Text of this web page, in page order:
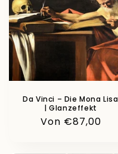
r
i
e
Da Vinci – Die Mona Lisa
| Glanzeffekt
Normaler
Von €87,00